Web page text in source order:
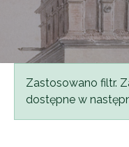
Komunikat
Zastosowano filtr.
dostępne w